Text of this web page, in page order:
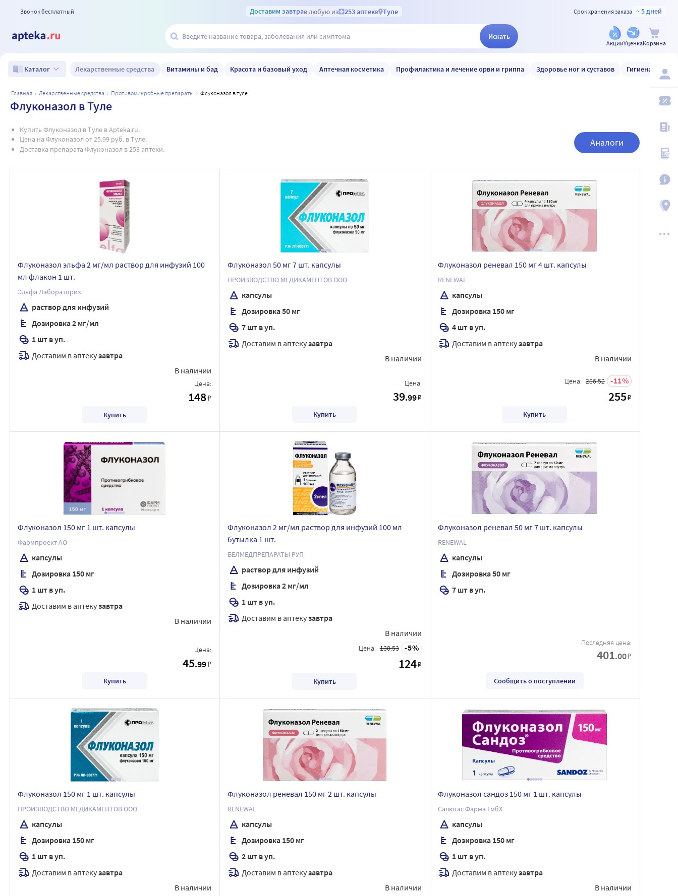
Звонок бесплатный Доставим завтрав любую из 253 аптекв Туле Срок хранения заказа ~ 5 дней
Искать
АкцииУценкаКорзина
Каталог Лекарственные средства Витамины и бад Красота и базовый уход Аптечная косметика Профилактика и лечение орви и гриппа Здоровье ног и суставов Гигиена и уход
главная лекарственные средства противомикробные препараты флуконазол в туле
Флуконазол в Туле
Купить Флуконазол в Туле в Apteka.ru.
Цена на Флуконазол от 25.99 руб. в Туле.
Доставка препарата Флуконазол в 253 аптеки.
Аналоги
Флуконазол эльфа 2 мг/мл раствор для инфузий 100
мл флакон 1 шт.
Эльфа Лабораториз
раствор для инфузий
Дозировка 2 мг/мл
1 шт в уп.
Доставим в аптекузавтра
В наличии
Цена:
148₽
Купить
Флуконазол 50 мг 7 шт. капсулы
ПРОИЗВОДСТВО МЕДИКАМЕНТОВ ООО
капсулы
Дозировка 50 мг
7 шт в уп.
Доставим в аптекузавтра
В наличии
Цена:
39.99₽
Купить
Флуконазол реневал 150 мг 4 шт. капсулы
RENEWAL
капсулы
Дозировка 150 мг
4 шт в уп.
Доставим в аптекузавтра
В наличии
Цена: 286.52 11
255₽
Купить
Флуконазол 150 мг 1 шт. капсулы
Фармпроект АО
капсулы
Дозировка 150 мг
1 шт в уп.
Доставим в аптекузавтра
В наличии
Цена:
45.99₽
Купить
Флуконазол 2 мг/мл раствор для инфузий 100 мл
бутылка 1 шт.
БЕЛМЕДПРЕПАРАТЫ РУП
раствор для инфузий
Дозировка 2 мг/мл
1 шт в уп.
Доставим в аптекузавтра
В наличии
Цена: 130.53 5
124₽
Купить
Флуконазол реневал 50 мг 7 шт. капсулы
RENEWAL
капсулы
Дозировка 50 мг
7 шт в уп.
Последняя цена:
401.00₽
Сообщить о поступлении
Флуконазол 150 мг 1 шт. капсулы
ПРОИЗВОДСТВО МЕДИКАМЕНТОВ ООО
капсулы
Дозировка 150 мг
1 шт в уп.
Доставим в аптекузавтра
В наличии
Флуконазол реневал 150 мг 2 шт. капсулы
RENEWAL
капсулы
Дозировка 150 мг
2 шт в уп.
Доставим в аптекузавтра
В наличии
Флуконазол сандоз 150 мг 1 шт. капсулы
Салютас Фарма ГмбХ
капсулы
Дозировка 150 мг
1 шт в уп.
Доставим в аптекузавтра
В наличии